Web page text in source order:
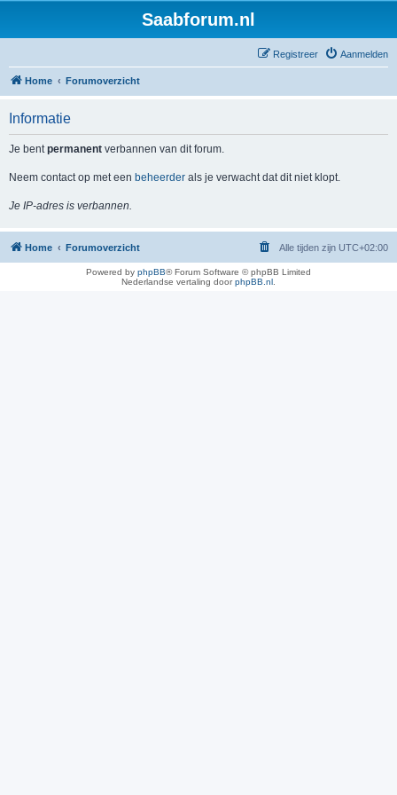
Saabforum.nl
Aanmelden
Registreer
Home Forumoverzicht
Informatie
Je bentpermanent verbannen van dit forum.
Neem contact op met een beheerder als je verwacht dat dit niet klopt.
Je IP-adres is verbannen.
Home Forumoverzicht Alle tijden zijn UTC+02:00
Powered by phpBB® Forum Software © phpBB Limited
Nederlandse vertaling doorphpBB.nl